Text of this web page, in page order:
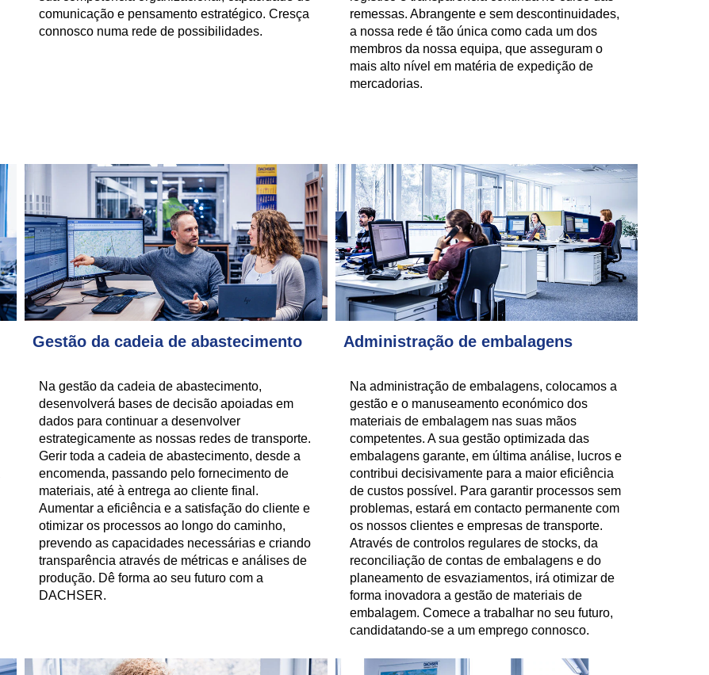
comunicação e pensamento estratégico. Cresça
connosco numa rede de possibilidades.
remessas. Abrangente e sem descontinuidades,
a nossa rede é tão única como cada um dos
membros da nossa equipa, que asseguram o
mais alto nível em matéria de expedição de
mercadorias.
Gestão da cadeia de abastecimento
Na gestão da cadeia de abastecimento,
desenvolverá bases de decisão apoiadas em
dados para continuar a desenvolver
estrategicamente as nossas redes de transporte.
Gerir toda a cadeia de abastecimento, desde a
encomenda, passando pelo fornecimento de
materiais, até à entrega ao cliente final.
Aumentar a eficiência e a satisfação do cliente e
otimizar os processos ao longo do caminho,
prevendo as capacidades necessárias e criando
transparência através de métricas e análises de
produção. Dê forma ao seu futuro com a
DACHSER.
Administração de embalagens
Na administração de embalagens, colocamos a
gestão e o manuseamento económico dos
materiais de embalagem nas suas mãos
competentes. A sua gestão optimizada das
embalagens garante, em última análise, lucros e
contribui decisivamente para a maior eficiência
de custos possível. Para garantir processos sem
problemas, estará em contacto permanente com
os nossos clientes e empresas de transporte.
Através de controlos regulares de stocks, da
reconciliação de contas de embalagens e do
planeamento de esvaziamentos, irá otimizar de
forma inovadora a gestão de materiais de
embalagem. Comece a trabalhar no seu futuro,
candidatando-se a um emprego connosco.